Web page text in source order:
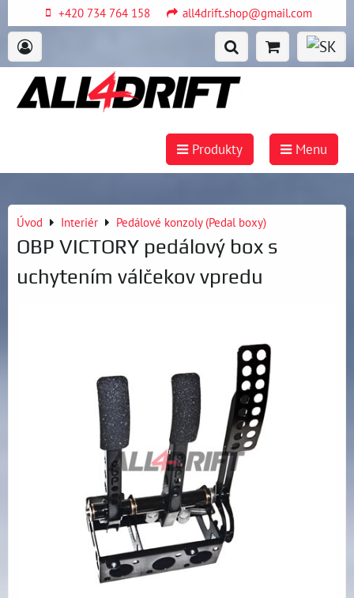
+420 734 764 158 all4drift.shop@gmail.com
Produkty Menu
Úvod Interiér Pedálové konzoly (Pedal boxy)
OBP VICTORY pedálový box s
uchytením válčekov vpredu